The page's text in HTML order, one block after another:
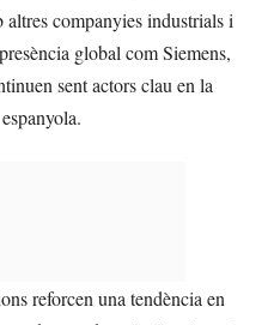
companyies industrials i
global com Siemens,
sent actors clau en la
reforcen una tendència en